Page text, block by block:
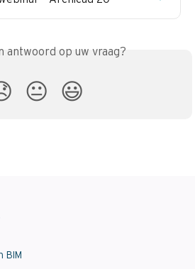
antwoord op uw vraag?
😐 😃
BIM